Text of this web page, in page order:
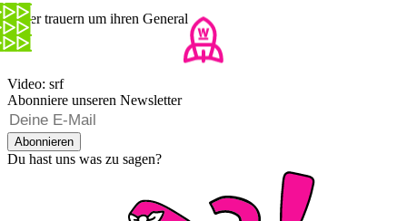
Iraner trauern um ihren General
Video: srf
Abonniere unseren Newsletter
Abonnieren
Du hast uns was zu sagen?